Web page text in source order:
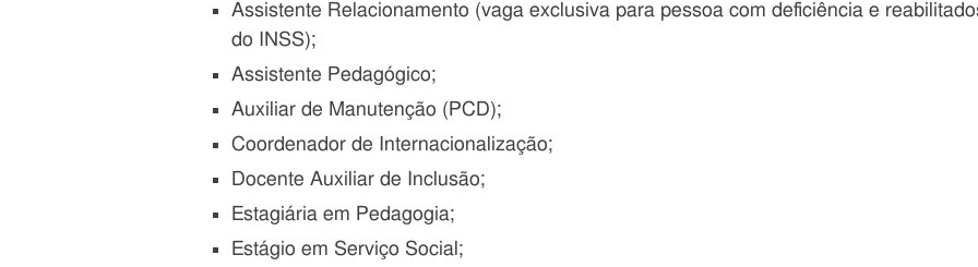
Assistente Relacionamento (vaga exclusiva para pessoa com deficiência e
do INSS);
Assistente Pedagógico;
Auxiliar de Manutenção (PCD);
Coordenador de Internacionalização;
Docente Auxiliar de Inclusão;
Estagiária em Pedagogia;
Estágio em Serviço Social;